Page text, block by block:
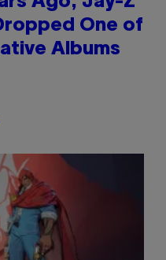
One of
Albums